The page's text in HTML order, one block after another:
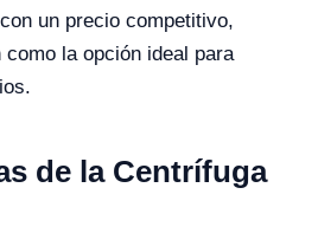
un precio competitivo,
la opción ideal para
de la Centrífuga